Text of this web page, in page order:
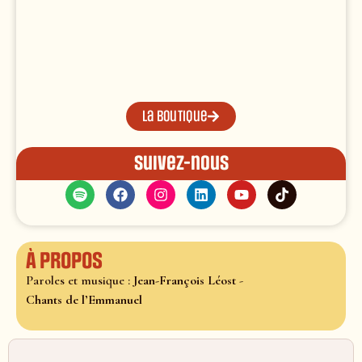
La boutique
Suivez-nous
À propos
Paroles et musique : Jean-François Léost -
Chants de l’Emmanuel